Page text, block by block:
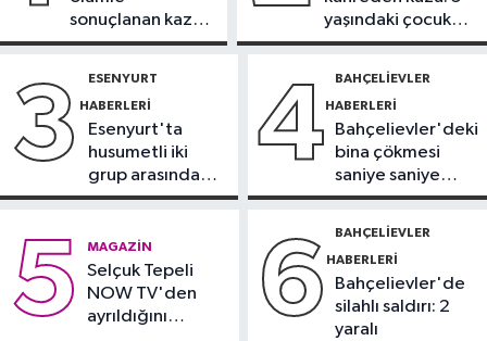
Devlet bilgilerinizi çaldırmayın
Oğlu Hunter Biden’dan açıklama
sonuçlanan kaza:
Sürücü
yaşındaki çocuk
yoğun bakımda
3 ESENYURT
HABERLERI
Esenyurt'ta
husumetli iki
grup arasında
silahlı kavga
4 BAHÇELIEVLER
HABERLERI
Bahçelievler'deki
bina çökmesi
saniye saniye
görüntülendi
5 MAGAZIN
Selçuk Tepeli
NOW TV'den
ayrıldığını
6 BAHÇELIEVLER
HABERLERI
Bahçelievler'de
silahlı saldırı: 2
yaralı